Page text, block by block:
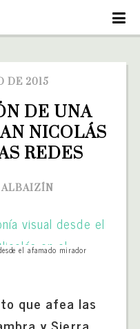
DE 2015
DE UNA
NICOLÁS
REDES
ALBAIZÍN
el afamado mirador
que afea las